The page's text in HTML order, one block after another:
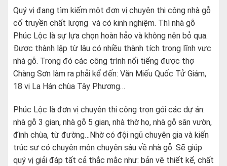
Quý vị đang tìm kiếm một đơn vị chuyên thi công nhà gỗ
cổ truyền chất lượng và có kinh nghiệm. Thì nhà gỗ
Phúc Lộc là sự lựa chọn hoàn hảo và không nên bỏ qua.
Được thành lập từ lâu có nhiều thành tích trong lĩnh vực
nhà gỗ. Trong đó các công trình nổi tiếng được thợ
Chàng Sơn làm ra phải kể đến: Văn Miếu Quốc Tử Giám,
18 vị La Hán chùa Tây Phương…
Phúc Lộc là đơn vị chuyên thi công trọn gói các dự án:
nhà gỗ 3 gian, nhà gỗ 5 gian, nhà thờ họ, nhà gỗ sân vườn,
đình chùa, từ đường…Nhờ có đội ngũ chuyên gia và kiến
trúc sư có chuyên môn chuyên sâu về nhà gỗ. Sẽ giúp
quý vị giải đáp tất cả thắc mắc như: bản vẽ thiết kế, chất